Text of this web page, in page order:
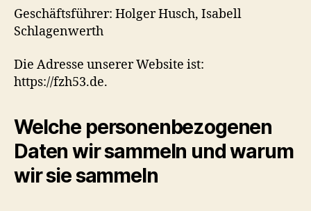
Geschäftsführer: Holger Husch, Isabell
Schlagenwerth
Die Adresse unserer Website ist:
https://fzh53.de.
Welche personenbezogenen
Daten wir sammeln und warum
wir sie sammeln